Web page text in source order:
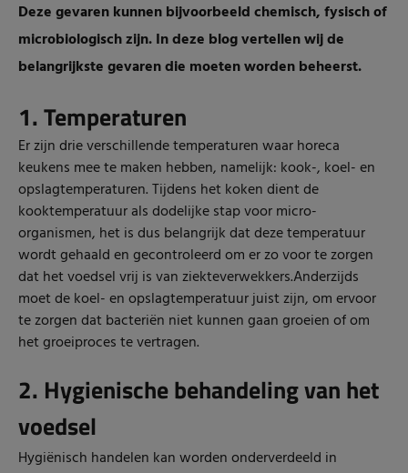
Deze gevaren kunnen bijvoorbeeld chemisch, fysisch of
microbiologisch zijn. In deze blog vertellen wij de
belangrijkste gevaren die moeten worden beheerst.
1. Temperaturen
Er zijn drie verschillende temperaturen waar horeca
keukens mee te maken hebben, namelijk: kook-, koel- en
opslagtemperaturen. Tijdens het koken dient de
kooktemperatuur als dodelijke stap voor micro-
organismen, het is dus belangrijk dat deze temperatuur
wordt gehaald en gecontroleerd om er zo voor te zorgen
dat het voedsel vrij is van ziekteverwekkers.Anderzijds
moet de koel- en opslagtemperatuur juist zijn, om ervoor
te zorgen dat bacteriën niet kunnen gaan groeien of om
het groeiproces te vertragen.
2. Hygienische behandeling van het
voedsel
Hygiënisch handelen kan worden onderverdeeld in